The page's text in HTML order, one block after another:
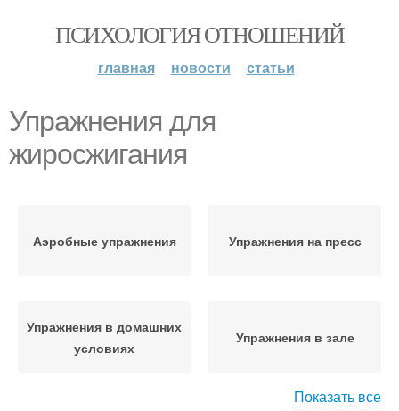
ПСИХОЛОГИЯ ОТНОШЕНИЙ
главная новости статьи
Упражнения для
жиросжигания
Аэробные упражнения Упражнения на пресс
Упражнения в домашних
условиях
Упражнения в зале
Показать все